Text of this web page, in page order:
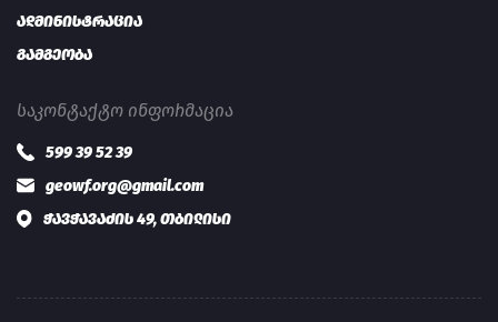
ადმინისტრაცია
გამგეობა
ᲡᲐᲙᲝᲜᲢᲐᲥᲢᲝ ᲘᲜᲤᲝᲠᲛᲐᲪᲘᲐ
599 39 52 39
geowf.org@gmail.com
ჭავჭავაძის 49, თბილისი